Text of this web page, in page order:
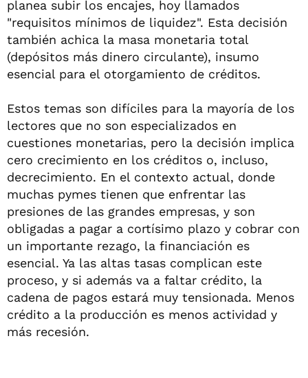
planea subir los encajes, hoy llamados
"requisitos mínimos de liquidez". Esta decisión
también achica la masa monetaria total
(depósitos más dinero circulante), insumo
esencial para el otorgamiento de créditos.
Estos temas son difíciles para la mayoría de los
lectores que no son especializados en
cuestiones monetarias, pero la decisión implica
cero crecimiento en los créditos o, incluso,
decrecimiento. En el contexto actual, donde
muchas pymes tienen que enfrentar las
presiones de las grandes empresas, y son
obligadas a pagar a cortísimo plazo y cobrar con
un importante rezago, la financiación es
esencial. Ya las altas tasas complican este
proceso, y si además va a faltar crédito, la
cadena de pagos estará muy tensionada. Menos
crédito a la producción es menos actividad y
más recesión.